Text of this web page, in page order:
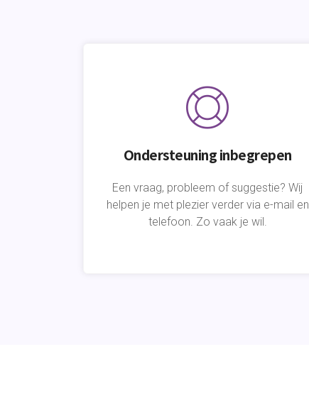
Ondersteuning inbegrepen
Een vraag, probleem of suggestie? Wij
helpen je met plezier verder via e-mail en
telefoon. Zo vaak je wil.